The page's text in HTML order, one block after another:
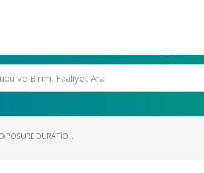
DURATIO...